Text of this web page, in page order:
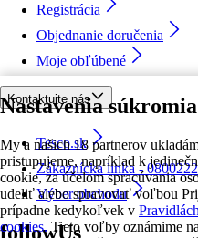
Nastavenia súkromia
My a našich 18 partnerov
pristupujeme, napríklad k
cookie, za účelom spracúvania
udeliť alebo spravovať voľbou
prípadne kedykoľvek v
cookies. Tieto voľby oznámime
Registrácia
Objednanie doručenia
Moje obľúbené
Kontaktujte nás
Tesco.sk
Zákaznícka linka -
Výber obchodu
followUs